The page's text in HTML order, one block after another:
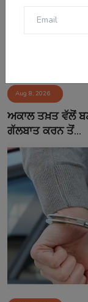
Aug 8, 2026
ਅਕਾਲ ਤਖ਼ਤ ਵੱਲੋਂ
ਗੱਲਬਾਤ ਕਰਨ ਤੋਂ...